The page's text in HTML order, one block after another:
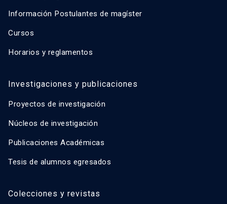
Información Postulantes de magíster
Cursos
Horarios y reglamentos
Investigaciones y publicaciones
Proyectos de investigación
Núcleos de investigación
Publicaciones Académicas
Tesis de alumnos egresados
Colecciones y revistas